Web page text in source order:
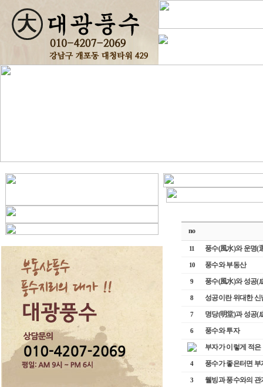
no
11 풍수(風水)와 운명(
10 풍수와 부동산
9 풍수(風水)와 성공(
8 성공이란 위대한 신
7 명당(明堂)과 성공(
6
풍수와 투자
부자가 이렇게 적
4 풍수가 좋은터면
3 웰빙과 풍수와의 관